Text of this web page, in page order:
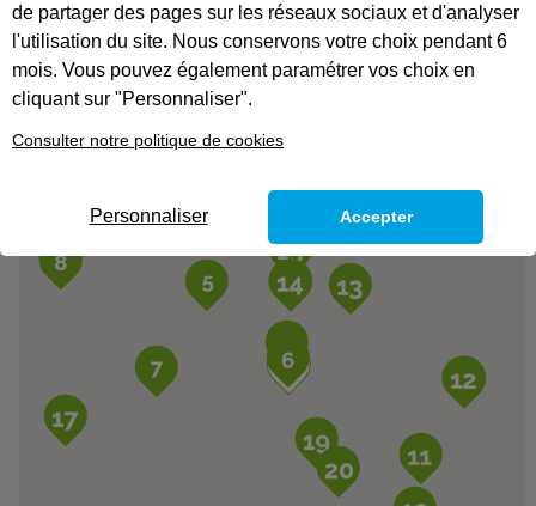
plus de critères
de partager des pages sur les réseaux sociaux et d'analyser
l'utilisation du site. Nous conservons votre choix pendant 6
mois. Vous pouvez également paramétrer vos choix en
cliquant sur "Personnaliser".
Consulter notre politique de cookies
Personnaliser Accepter